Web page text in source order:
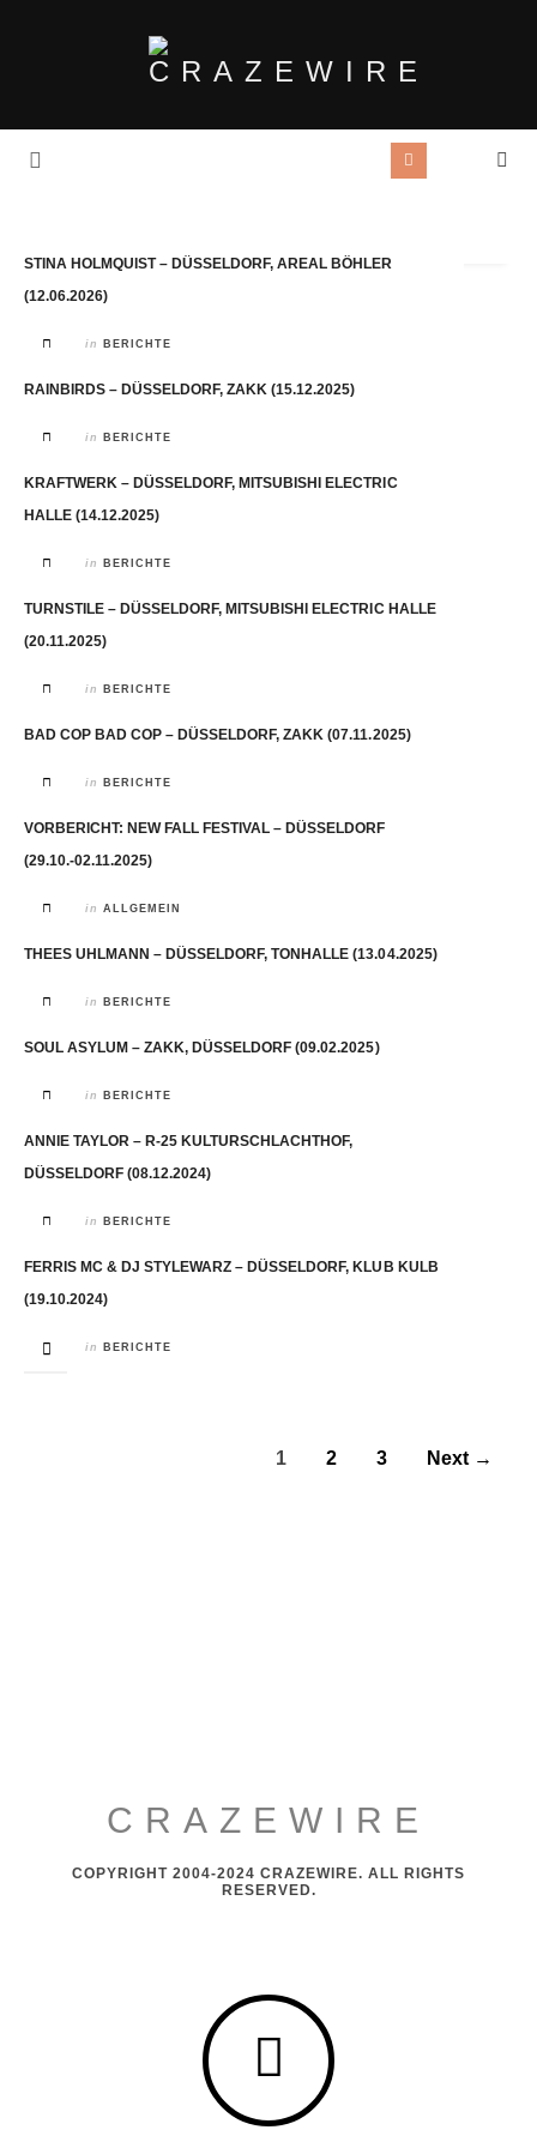
STINA HOLMQUIST – DÜSSELDORF, AREAL BÖHLER
(12.06.2026)
in BERICHTE
RAINBIRDS – DÜSSELDORF, ZAKK (15.12.2025)
in BERICHTE
KRAFTWERK – DÜSSELDORF, MITSUBISHI ELECTRIC
HALLE (14.12.2025)
in BERICHTE
TURNSTILE – DÜSSELDORF, MITSUBISHI ELECTRIC HALLE
(20.11.2025)
in BERICHTE
BAD COP BAD COP – DÜSSELDORF, ZAKK (07.11.2025)
in BERICHTE
VORBERICHT: NEW FALL FESTIVAL – DÜSSELDORF
(29.10.-02.11.2025)
in ALLGEMEIN
THEES UHLMANN – DÜSSELDORF, TONHALLE (13.04.2025)
in BERICHTE
SOUL ASYLUM – ZAKK, DÜSSELDORF (09.02.2025)
in BERICHTE
ANNIE TAYLOR – R-25 KULTURSCHLACHTHOF,
DÜSSELDORF (08.12.2024)
in BERICHTE
FERRIS MC & DJ STYLEWARZ – DÜSSELDORF, KLUB KULB
(19.10.2024)
in BERICHTE
1 2 3 Next →
CRAZEWIRE
COPYRIGHT 2004-2024 CRAZEWIRE. ALL RIGHTS
RESERVED.